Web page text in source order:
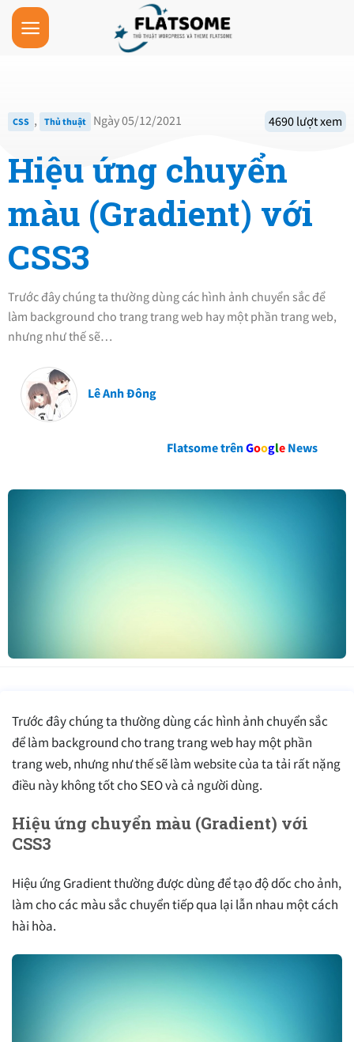
Skip
content
CSS , Thủ thuật Ngày 05/12/2021 4690 lượt xem
Hiệu ứng chuyển
màu (Gradient) với
CSS3
Trước đây chúng ta thường dùng các hình ảnh chuyển sắc để
làm background cho trang trang web hay một phần trang web,
nhưng như thế sẽ…
Lê Anh Đông
Flatsome trênGoogle News
Trước đây chúng ta thường dùng các hình ảnh chuyển sắc
để làm background cho trang trang web hay một phần
trang web, nhưng như thế sẽ làm website của ta tải rất nặng
điều này không tốt cho SEO và cả người dùng.
Hiệu ứng chuyển màu (Gradient) với
CSS3
Hiệu ứng Gradient thường được dùng để tạo độ dốc cho ảnh,
làm cho các màu sắc chuyển tiếp qua lại lẫn nhau một cách
hài hòa.